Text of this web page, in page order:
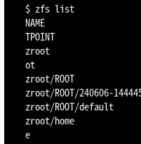
$ zfs list
NAME
TPOINT
ot
zroot/
zroot/ROOT/240606-
zroot/ROOT/
zroot/home
e